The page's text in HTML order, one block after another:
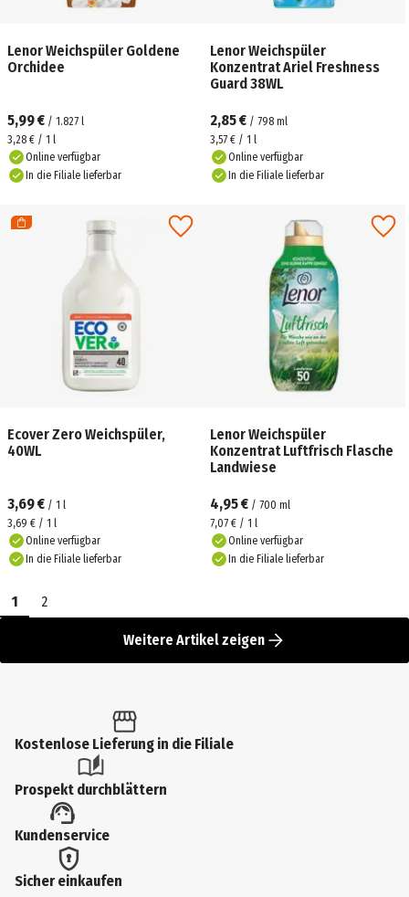
Lenor Weichspüler Goldene
Orchidee
5,99 € / 1.827 l
3,28 € / 1 l
Online verfügbar
In die Filiale lieferbar
Lenor Weichspüler
Konzentrat Ariel Freshness
Guard 38WL
2,85 € / 798 ml
3,57 € / 1 l
Online verfügbar
In die Filiale lieferbar
Ecover Zero Weichspüler,
40WL
3,69 € / 1 l
3,69 € / 1 l
Online verfügbar
In die Filiale lieferbar
Lenor Weichspüler
Konzentrat Luftfrisch Flasche
Landwiese
4,95 € / 700 ml
7,07 € / 1 l
Online verfügbar
In die Filiale lieferbar
1 2
Weitere Artikel zeigen
Kostenlose Lieferung in die Filiale
Prospekt durchblättern
Kundenservice
Sicher einkaufen